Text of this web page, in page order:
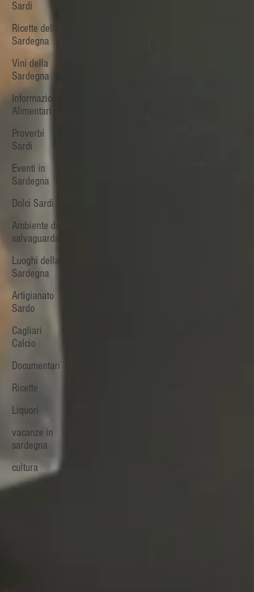
Sardi
Ricette della
Sardegna
Vini della
Sardegna
Informazioni
Alimentari
Proverbi
Sardi
Eventi in
Sardegna
Dolci Sardi
Ambiente da
salvaguardare
Luoghi della
Sardegna
Artigianato
Sardo
Cagliari
Calcio
Documentari
Ricette
Liquori
vacanze in
sardegna
cultura
tradizioni